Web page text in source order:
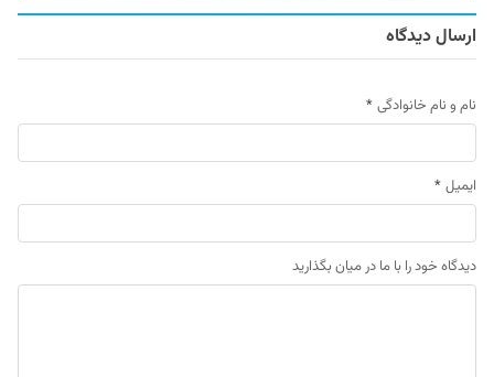
ارسال دیدگاه
نام و نام خانوادگی *
ایمیل *
دیدگاه خود را با ما در میان بگذارید